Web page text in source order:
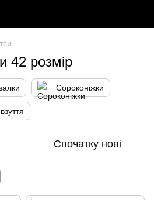
42 розмір
Сороконіжки
Спочатку нові